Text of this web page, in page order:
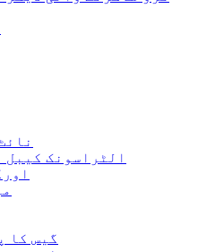
الٹراسونک کیبل
گیس کا